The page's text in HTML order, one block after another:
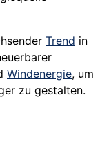
Trend in
Windenergie, um
zu gestalten.